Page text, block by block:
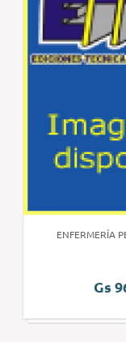
ENFERMERÍA
Gs